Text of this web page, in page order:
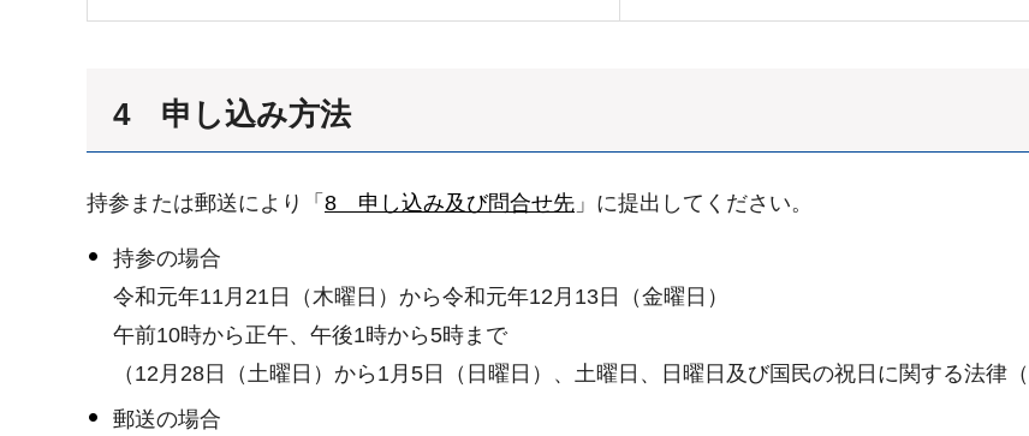
4 申し込み方法
持参または郵送により「 8 申し込み及び問合せ先 」に提出してください。
持参の場合
令和元年11月21日（木曜日）から令和元年12月13日（金曜日）
午前10時から正午、午後1時から5時まで
（12月28日（土曜日）から1月5日（日曜日）、土曜日、日曜日及び国民の祝日に関する法律
郵送の場合